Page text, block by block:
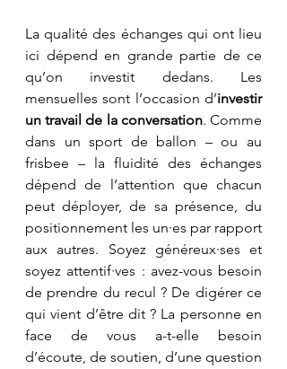
La qualité des échanges qui ont lieu
ici dépend en grande partie de ce
qu’on investit dedans. Les
mensuelles sont l’occasion d’investir
un travail de la conversation. Comme
dans un sport de ballon – ou au
frisbee – la fluidité des échanges
dépend de l’attention que chacun
peut déployer, de sa présence, du
positionnement les un·es par rapport
aux autres. Soyez généreux·ses et
soyez attentif·ves : avez-vous besoin
de prendre du recul ? De digérer ce
qui vient d’être dit ? La personne en
face de vous a-t-elle besoin
d’écoute, de soutien, d’une question